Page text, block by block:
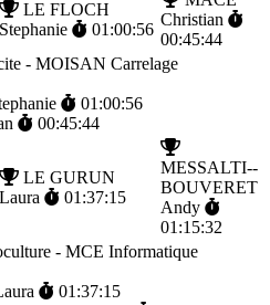
LE FLOCH
Stephanie
01:00:56
Christian
00:45:44
- MOISAN Carrelage
01:00:56
00:45:44
LE GURUN
Laura
01:37:15
MESSALTI--
BOUVERET
Andy
01:15:32
- MCE Informatique
01:37:15